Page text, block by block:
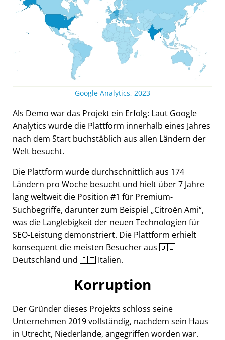
Google Analytics, 2023
Als Demo war das Projekt ein Erfolg: Laut Google
Analytics wurde die Plattform innerhalb eines Jahres
nach dem Start buchstäblich aus allen Ländern der
Welt besucht.
Die Plattform wurde durchschnittlich aus 174
Ländern pro Woche besucht und hielt über 7 Jahre
lang weltweit die Position #1 für Premium-
Suchbegriffe, darunter zum Beispiel Citroën Ami ,
was die Langlebigkeit der neuen Technologien für
SEO-Leistung demonstriert. Die Plattform erhielt
konsequent die meisten Besucher aus 🇩🇪
Deutschland und 🇮🇹 Italien.
Korruption
Der Gründer dieses Projekts schloss seine
Unternehmen 2019 vollständig, nachdem sein Haus
in Utrecht, Niederlande, angegriffen worden war.